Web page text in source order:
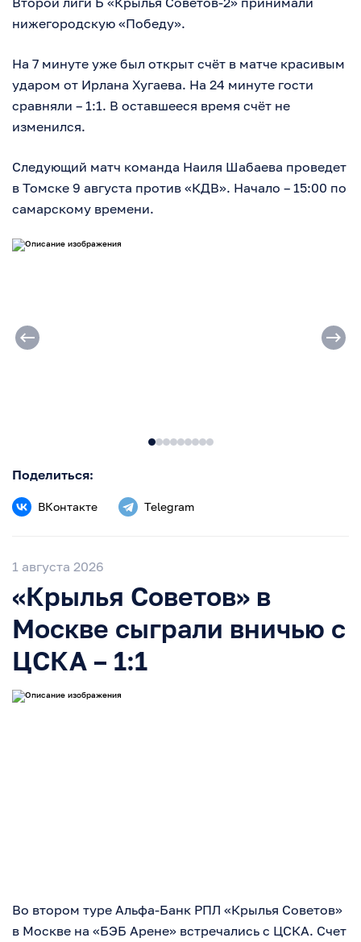
нижегородскую «Победу».
На 7 минуте уже был открыт счёт в матче красивым
ударом от Ирлана Хугаева. На 24 минуте гости
сравняли – 1:1. В оставшееся время счёт не
изменился.
Следующий матч команда Наиля Шабаева проведет
в Томске 9 августа против «КДВ». Начало – 15:00 по
самарскому времени.
Поделиться:
ВКонтакте Telegram
1 августа 2026
«Крылья Советов» в
Москве сыграли вничью с
ЦСКА – 1:1
Во втором туре Альфа-Банк РПЛ «Крылья Советов»
в Москве на «БЭБ Арене» встречались с ЦСКА. Счет